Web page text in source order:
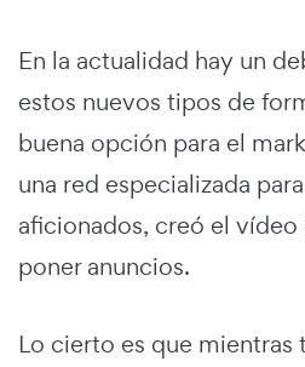
En la actualidad hay un
estos nuevos tipos de
buena opción para el
una red especializada
aficionados, creó el vídeo
poner anuncios.
Lo cierto es que mientras